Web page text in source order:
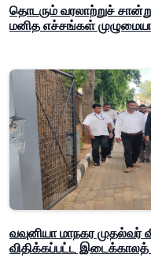
தொடரும் வரலாற்றுச்
மனித எச்சங்கள்
வவுனியா மாநகர முதல்வர்
விதிக்கப்பட்ட இடைக்காலத்